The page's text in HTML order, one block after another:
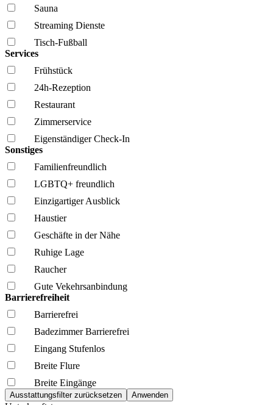
Sauna
Streaming Dienste
Tisch-Fußball
Services
Frühstück
24h-Rezeption
Restaurant
Zimmerservice
Eigenständiger Check-In
Sonstiges
Familien­freundlich
LGBTQ+ freundlich
Einzigartiger Ausblick
Haustier
Geschäfte in der Nähe
Ruhige Lage
Raucher
Gute Vekehrsanbindung
Barrierefreiheit
Barrierefrei
Badezimmer Barrierefrei
Eingang Stufenlos
Breite Flure
Breite Eingänge